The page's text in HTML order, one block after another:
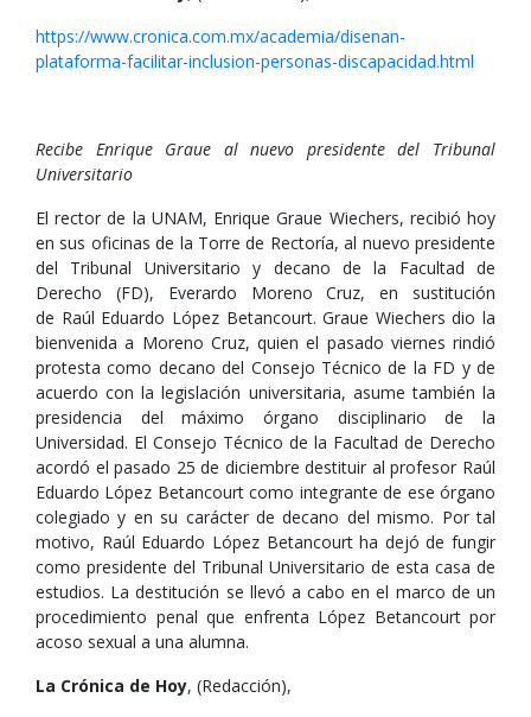
https://www.cronica.com.mx/academia/disenan-
plataforma-facilitar-inclusion-personas-discapacidad.html
Recibe Enrique Graue al nuevo presidente del Tribunal
Universitario
El rector de la UNAM, Enrique Graue Wiechers, recibió hoy
en sus oficinas de la Torre de Rectoría, al nuevo presidente
del Tribunal Universitario y decano de la Facultad de
Derecho (FD), Everardo Moreno Cruz, en sustitución
de Raúl Eduardo López Betancourt. Graue Wiechers dio la
bienvenida a Moreno Cruz, quien el pasado viernes rindió
protesta como decano del Consejo Técnico de la FD y de
acuerdo con la legislación universitaria, asume también la
presidencia del máximo órgano disciplinario de la
Universidad. El Consejo Técnico de la Facultad de Derecho
acordó el pasado 25 de diciembre destituir al profesor Raúl
Eduardo López Betancourt como integrante de ese órgano
colegiado y en su carácter de decano del mismo. Por tal
motivo, Raúl Eduardo López Betancourt ha dejó de fungir
como presidente del Tribunal Universitario de esta casa de
estudios. La destitución se llevó a cabo en el marco de un
procedimiento penal que enfrenta López Betancourt por
acoso sexual a una alumna.
La Crónica de Hoy, (Redacción),